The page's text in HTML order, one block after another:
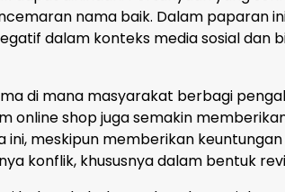
nama baik. Dalam paparan
dalam konteks media sosial dan
di mana masyarakat berbagi
online shop juga semakin
ini, meskipun memberikan
konflik, khususnya dalam bentuk